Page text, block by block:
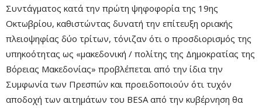
Συντάγματος κατά την πρώτη ψηφοφορία της 19ης
Οκτωβρίου, καθιστώντας δυνατή την επίτευξη οριακής
πλειοψηφίας δύο τρίτων, τόνιζαν ότι ο προσδιορισμός της
υπηκοότητας ως «μακεδονική / πολίτης της Δημοκρατίας της
Βόρειας Μακεδονίας» προβλέπεται από την ίδια την
Συμφωνία των Πρεσπών και προειδοποιούν ότι τυχόν
αποδοχή των αιτημάτων του BESA από την κυβέρνηση θα